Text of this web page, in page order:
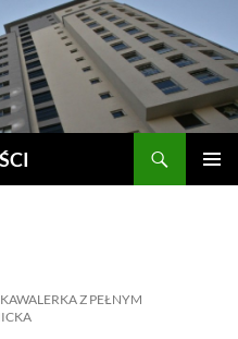
KAWALERKA Z PEŁNYM